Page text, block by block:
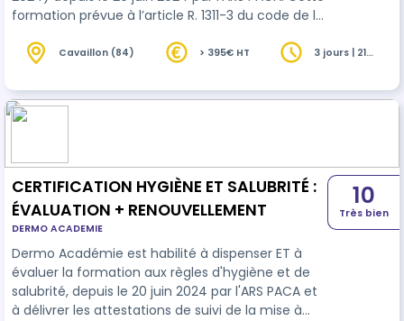
formation prévue à l’article R. 1311-3 du code de la
et une heures réparties sur trois jours, dont 14
heures (Jour 3) consacrées à la formation
pratique.
Cavaillon (84) > 395€ HT
3 jours | 21
CERTIFICATION HYGIÈNE ET SALUBRITÉ :
ÉVALUATION + RENOUVELLEMENT
DERMO ACADEMIE
Dermo Académie est habilité à dispenser ET à
évaluer la formation aux règles d'hygiène et de
salubrité, depuis le 20 juin 2024 par l'ARS PACA et
à délivrer les attestations de suivi de la mise à
10
Très bien